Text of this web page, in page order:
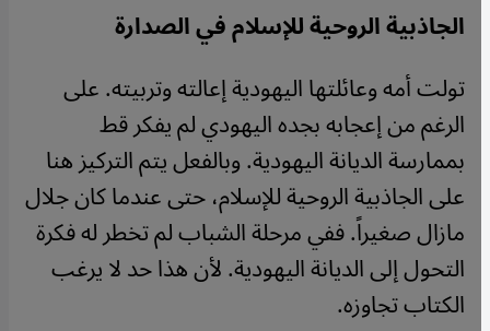
الجاذبية الروحية للإسلام في الصدارة
تولت أمه وعائلتها اليهودية إعالته وتربيته. على
الرغم من إعجابه بجده اليهودي لم يفكر قط
بممارسة الديانة اليهودية. وبالفعل يتم التركيز هنا
على الجاذبية الروحية للإسلام، حتى عندما كان جلال
مازال صغيراً. ففي مرحلة الشباب لم تخطر له فكرة
التحول إلى الديانة اليهودية. لأن هذا حد لا يرغب
الكتاب تجاوزه.